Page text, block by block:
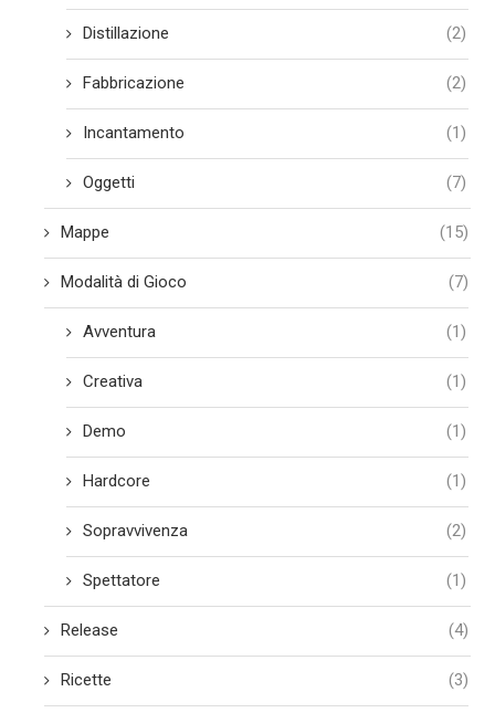
Distillazione (2)
Fabbricazione (2)
Incantamento (1)
Oggetti (7)
Mappe (15)
Modalità di Gioco (7)
Avventura (1)
Creativa (1)
Demo (1)
Hardcore (1)
Sopravvivenza (2)
Spettatore (1)
Release (4)
Ricette (3)